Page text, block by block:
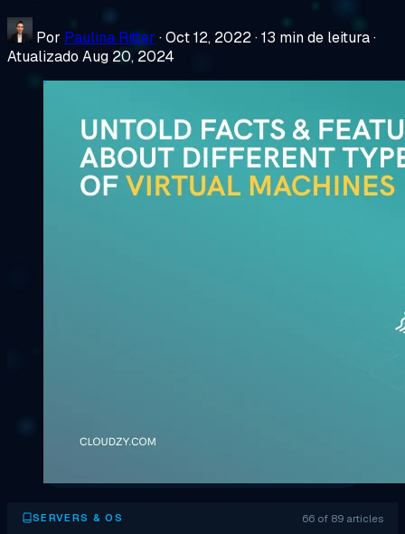
Por Paulina Ritter ·Oct 12, 2022·13 min de leitura·
Atualizado Aug 20, 2024
SERVERS & OS 66 of 89 articles